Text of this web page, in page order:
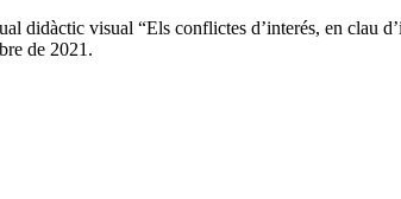
didàctic visual “Els conflictes d’interés, en clau
de 2021.